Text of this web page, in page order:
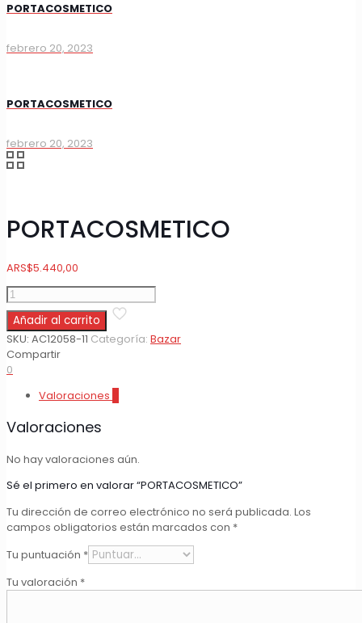
PORTACOSMETICO
febrero 20, 2023
PORTACOSMETICO
febrero 20, 2023
PORTACOSMETICO
ARS$5.440,00
PORTACOSMETICO
cantidad
Añadir al carrito
SKU: AC12058-11 Categoría: Bazar
Compartir
0
Valoraciones
Valoraciones
No hay valoraciones aún.
Sé el primero en valorar “PORTACOSMETICO”
Tu dirección de correo electrónico no será publicada. Los
campos obligatorios están marcados con *
Tu puntuación *
Tu valoración *